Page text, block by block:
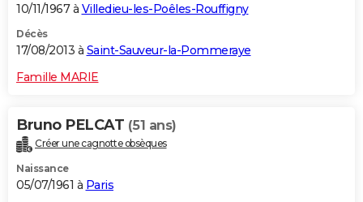
10/11/1967 à Villedieu-les-Poêles-Rouffigny
Décès
17/08/2013 à Saint-Sauveur-la-Pommeraye
Famille MARIE
Bruno PELCAT (51 ans)
Créer une cagnotte obsèques
Naissance
05/07/1961 à Paris